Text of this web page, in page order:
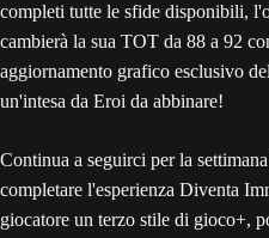
completi tutte le sfide disponibili,
cambierà la sua TOT da 88 a 92
aggiornamento grafico esclusivo
un'intesa da Eroi da abbinare!
Continua a seguirci per la
completare l'esperienza Diventa
giocatore un terzo stile di gioco+,